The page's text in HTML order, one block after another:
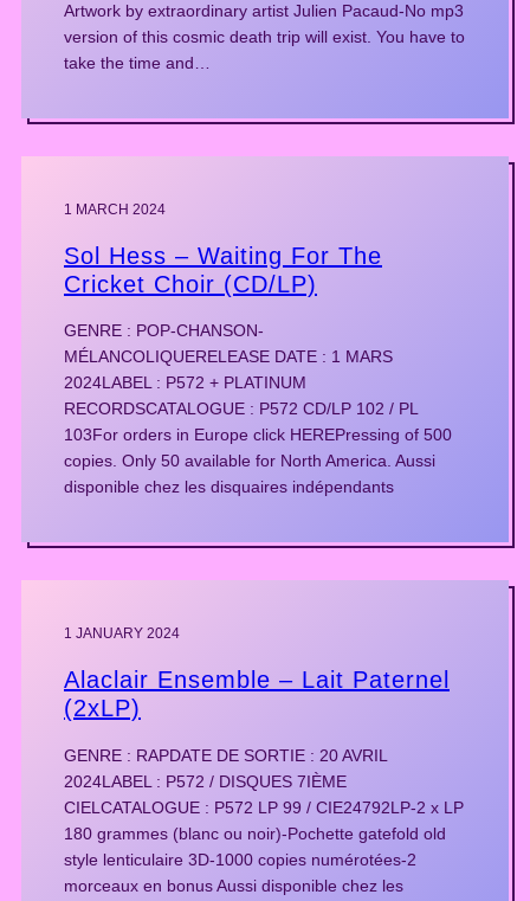
Artwork by extraordinary artist Julien Pacaud-No mp3
version of this cosmic death trip will exist. You have to
take the time and…
1 MARCH 2024
Sol Hess – Waiting For The
Cricket Choir (CD/LP)
GENRE : POP-CHANSON-
MÉLANCOLIQUERELEASE DATE : 1 MARS
2024LABEL : P572 + PLATINUM
RECORDSCATALOGUE : P572 CD/LP 102 / PL
103For orders in Europe click HEREPressing of 500
copies. Only 50 available for North America. Aussi
disponible chez les disquaires indépendants
1 JANUARY 2024
Alaclair Ensemble – Lait Paternel
(2xLP)
GENRE : RAPDATE DE SORTIE : 20 AVRIL
2024LABEL : P572 / DISQUES 7IÈME
CIELCATALOGUE : P572 LP 99 / CIE24792LP-2 x LP
180 grammes (blanc ou noir)-Pochette gatefold old
style lenticulaire 3D-1000 copies numérotées-2
morceaux en bonus Aussi disponible chez les